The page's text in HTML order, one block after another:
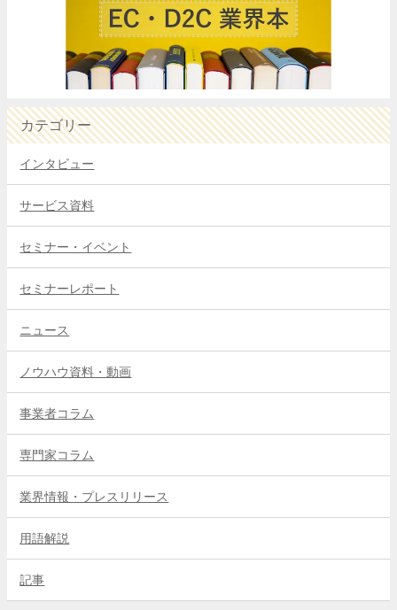
カテゴリー
インタビュー
サービス資料
セミナー・イベント
セミナーレポート
ニュース
ノウハウ資料・動画
事業者コラム
専門家コラム
業界情報・プレスリリース
用語解説
記事